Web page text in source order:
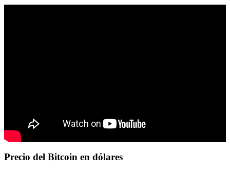
Precio del Bitcoin en dólares